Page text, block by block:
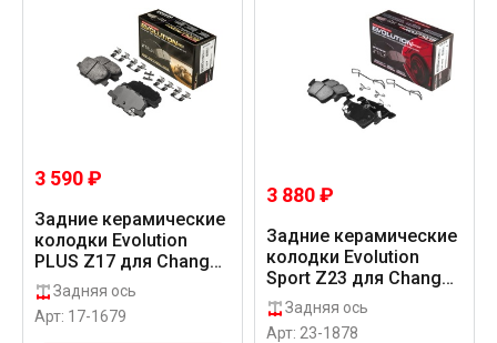
3 590 ₽
Задние керамические
колодки Evolution
PLUS Z17 для Changan
CS35 PLUS SC7144
Задняя ось
Арт: 17-1679
3 880 ₽
Задние керамические
колодки Evolution
Sport Z23 для Changan
CS35 PLUS SC7144
Задняя ось
Арт: 23-1878